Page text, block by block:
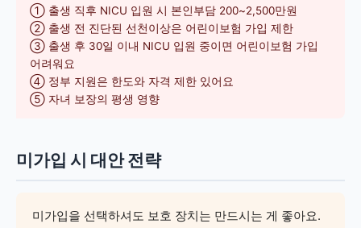
① 출생 직후 NICU 입원 시 본인부담 200~2,500만원
② 출생 전 진단된 선천이상은 어린이보험 가입 제한
③ 출생 후 30일 이내 NICU 입원 중이면 어린이보험 가입
어려워요
④ 정부 지원은 한도와 자격 제한 있어요
⑤ 자녀 보장의 평생 영향
미가입 시 대안 전략
미가입을 선택하셔도 보호 장치는 만드시는 게 좋아요.